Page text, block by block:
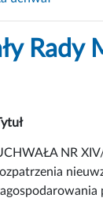
Rady
NR